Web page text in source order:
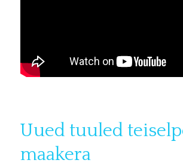
Uued tuuled
maakera